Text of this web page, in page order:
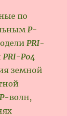
по
Р-
PRI-
PRI-P04
земной
P-волн,